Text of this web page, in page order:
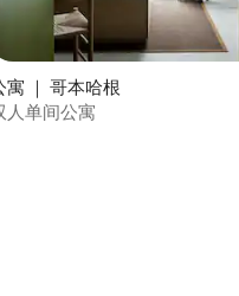
（满分 5 分），共 81 条评价
寓 ｜ 哥本哈根
人单间公寓